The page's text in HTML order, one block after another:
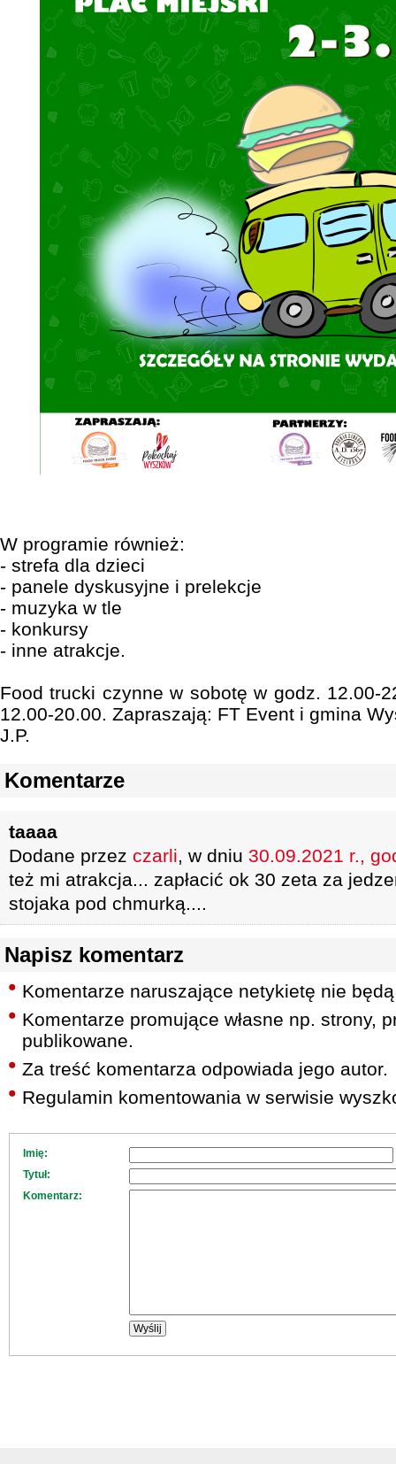
W programie również:
- strefa dla dzieci
- panele dyskusyjne i prelekcje
- muzyka w tle
- konkursy
- inne atrakcje.
Food trucki czynne w sobotę w godz. 12.00-
12.00-20.00. Zapraszają: FT Event i gmina
J.P.
Komentarze
taaaa
Dodane przez czarli, w dniu 30.09.2021 r.,
też mi atrakcja... zapłacić ok 30 zeta za
stojaka pod chmurką....
Napisz komentarz
Komentarze naruszające netykietę nie
Komentarze promujące własne np. strony,
publikowane.
Za treść komentarza odpowiada jego autor.
Regulamin komentowania w serwisie
Imię:
Tytuł:
Komentarz: